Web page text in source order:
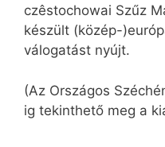
czêstochowai Szűz
készült (közép-
válogatást nyújt.
(Az Országos
ig tekinthető meg a